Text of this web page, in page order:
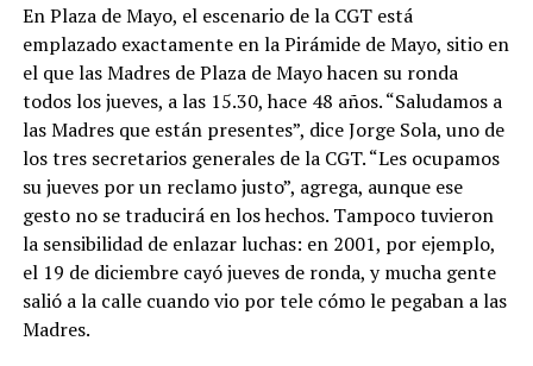
En Plaza de Mayo, el escenario de la CGT está
emplazado exactamente en la Pirámide de Mayo, sitio en
el que las Madres de Plaza de Mayo hacen su ronda
todos los jueves, a las 15.30, hace 48 años. “Saludamos a
las Madres que están presentes”, dice Jorge Sola, uno de
los tres secretarios generales de la CGT. “Les ocupamos
su jueves por un reclamo justo”, agrega, aunque ese
gesto no se traducirá en los hechos. Tampoco tuvieron
la sensibilidad de enlazar luchas: en 2001, por ejemplo,
el 19 de diciembre cayó jueves de ronda, y mucha gente
salió a la calle cuando vio por tele cómo le pegaban a las
Madres.